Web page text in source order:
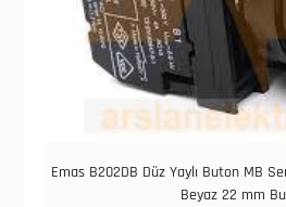
Emas B202DB Düz Yaylı Buton MB
Beyaz 22 mm